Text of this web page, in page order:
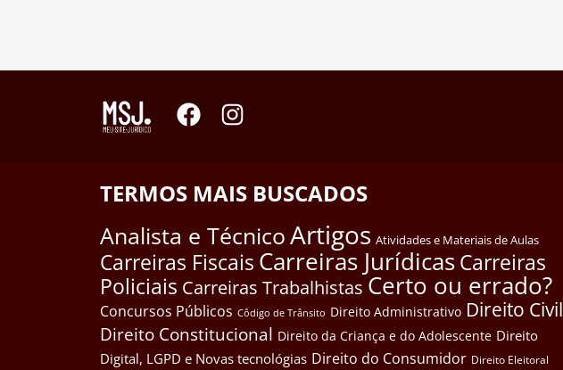
TERMOS MAIS BUSCADOS
Analista e TécnicoArtigos Atividades e Materiais de Aulas
Carreiras Fiscais Carreiras JurídicasCarreiras
Policiais Carreiras Trabalhistas Certo ou errado?
Concursos Públicos Côdigo de Trânsito Direito Administrativo Direito Civil
Direito Constitucional Direito da Criança e do Adolescente Direito
Digital, LGPD e Novas tecnológias Direito do Consumidor Direito Eleitoral